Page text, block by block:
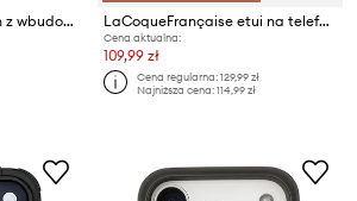
Lacoste etui na telefon z wbudowanym pierścieniem magnetycznym MagSafe iPhone 17 Pro
LaCoqueFrançaise etui na telefon iPhone 16 Pro
Cena aktualna:
109,99 zł
Cena regularna:129,99 zł
Najniższa cena:114,99 zł